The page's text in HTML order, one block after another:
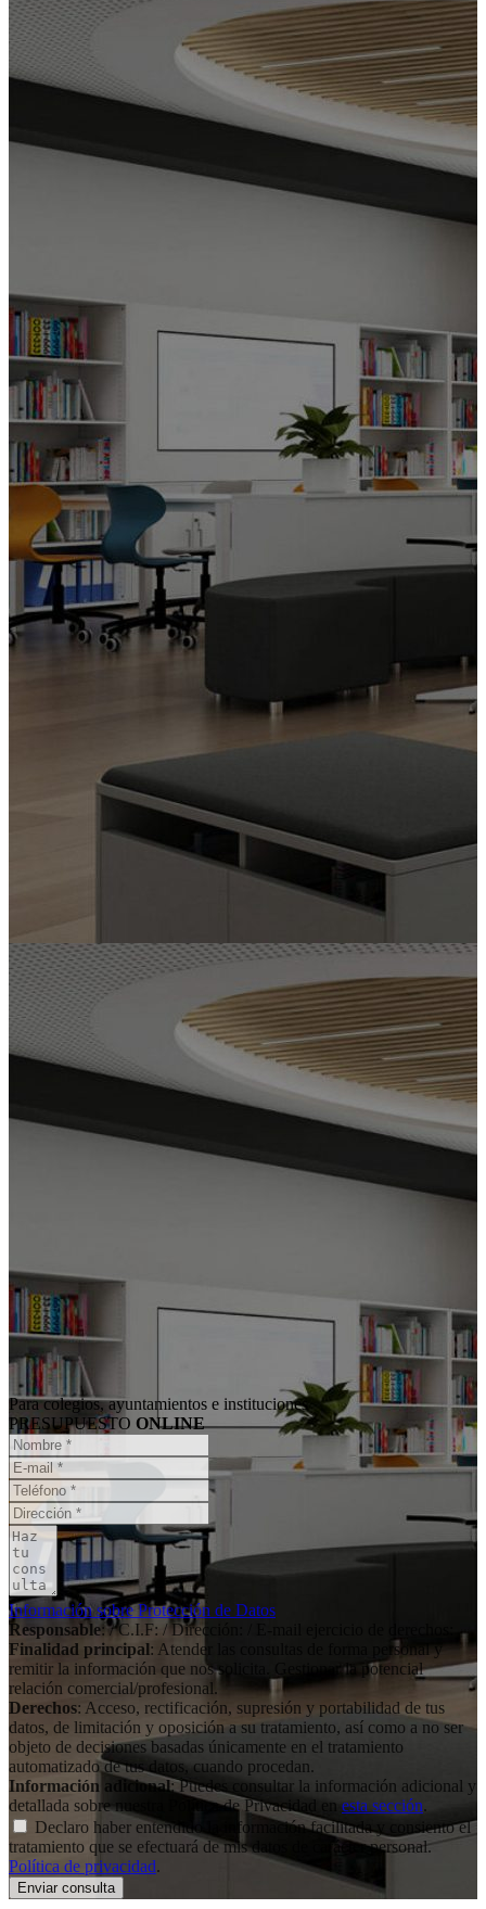
Para colegios, ayuntamientos e instituciones
PRESUPUESTO ONLINE
Información sobre Protección de Datos
Responsable: / C.I.F: / Dirección: / E-mail ejercicio de derechos:
Finalidad principal: Atender las consultas de forma personal y
remitir la información que nos solicita. Gestionar la potencial
relación comercial/profesional.
Derechos: Acceso, rectificación, supresión y portabilidad de tus
datos, de limitación y oposición a su tratamiento, así como a no ser
objeto de decisiones basadas únicamente en el tratamiento
automatizado de tus datos, cuando procedan.
Información adicional: Puedes consultar la información adicional y
detallada sobre nuestra Política de Privacidad en esta sección.
Declaro haber entendido la información facilitada y consiento el
tratamiento que se efectuará de mis datos de carácter personal.
Política de privacidad.